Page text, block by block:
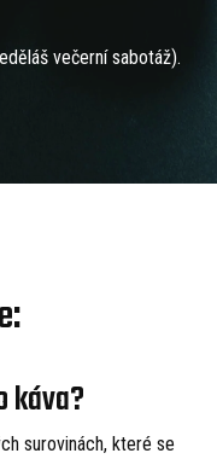
večerní sabotáž).
káva?
surovinách, které se